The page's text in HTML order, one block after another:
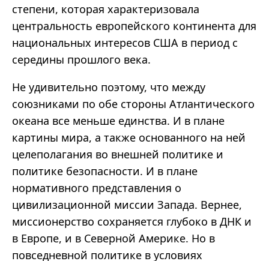
степени, которая характеризовала
центральность европейского континента для
национальных интересов США в период с
середины прошлого века.
Не удивительно поэтому, что между
союзниками по обе стороны Атлантического
океана все меньше единства. И в плане
картины мира, а также основанного на ней
целеполагания во внешней политике и
политике безопасности. И в плане
нормативного представления о
цивилизационной миссии Запада. Вернее,
миссионерство сохраняется глубоко в ДНК и
в Европе, и в Северной Америке. Но в
повседневной политике в условиях